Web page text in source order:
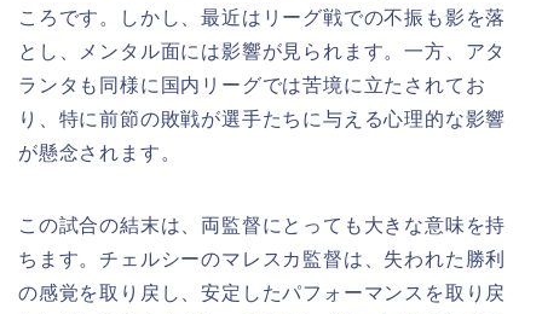
ころです。しかし、最近はリーグ戦での不振も影を落
とし、メンタル面には影響が見られます。一方、アタ
ランタも同様に国内リーグでは苦境に立たされてお
り、特に前節の敗戦が選手たちに与える心理的な影響
が懸念されます。
この試合の結末は、両監督にとっても大きな意味を持
ちます。チェルシーのマレスカ監督は、失われた勝利
の感覚を取り戻し、安定したパフォーマンスを取り戻